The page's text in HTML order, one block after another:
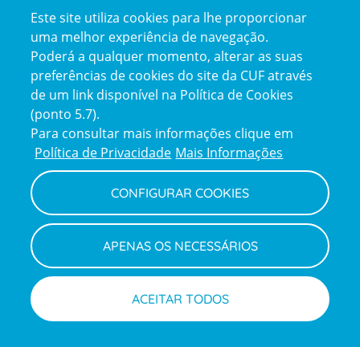
certification2certification3
Reclamações
e
elogios
Policy
Política de Privacidade e Cookies
Termos e Condições
Declaração de Acessibilidade
Canal de Denúncias
Informações legais
Este site utiliza cookies para lhe proporcionar
uma melhor experiência de navegação.
Poderá a qualquer momento, alterar as suas
preferências de cookies do site da CUF através
de um link disponível na Política de Cookies
(ponto 5.7).
Para consultar mais informações clique em
Política de Privacidade Mais Informações
CONFIGURAR COOKIES
APENAS OS NECESSÁRIOS
ACEITAR TODOS